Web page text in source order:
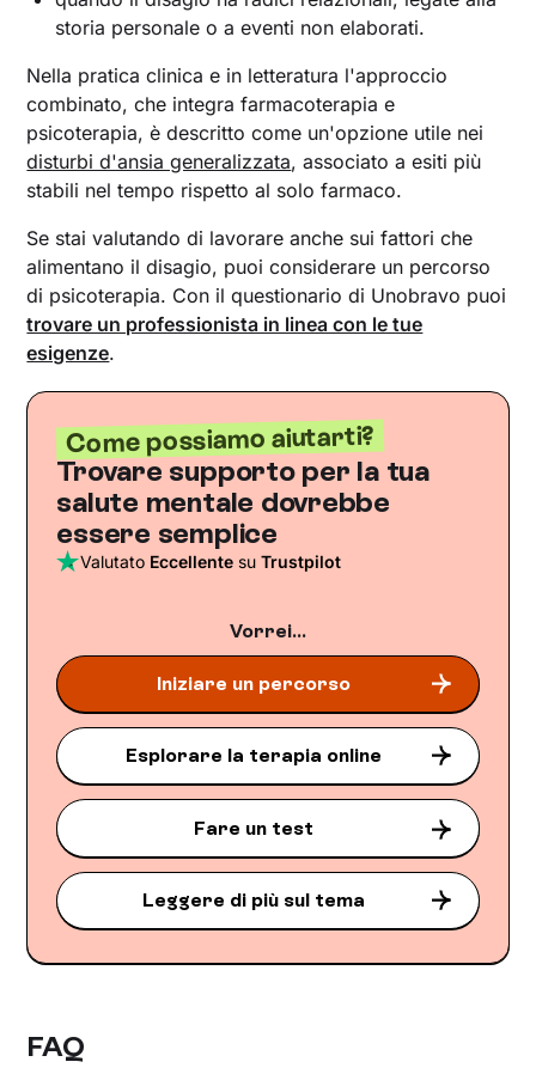
storia personale o a eventi non elaborati.
Nella pratica clinica e in letteratura l'approccio
combinato, che integra farmacoterapia e
psicoterapia, è descritto come un'opzione utile nei
disturbi d'ansia generalizzata, associato a esiti più
stabili nel tempo rispetto al solo farmaco.
Se stai valutando di lavorare anche sui fattori che
alimentano il disagio, puoi considerare un percorso
di psicoterapia. Con il questionario di Unobravo puoi
trovare un professionista in linea con le tue
esigenze.
Come possiamo aiutarti?
Trovare supporto per la tua
salute mentale dovrebbe
essere semplice
Valutato Eccellente suTrustpilot
Vorrei...
Iniziare un percorso
Esplorare la terapia online
Fare un test
Leggere di più sul tema
FAQ